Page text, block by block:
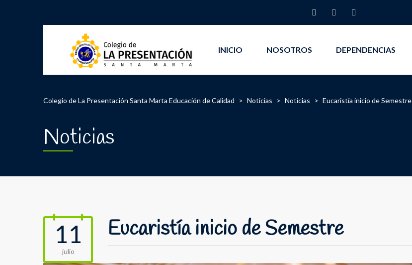
INICIO NOSOTROS DEPENDENCIAS
Colegio de La Presentación Santa Marta Educación de Calidad > Noticias > Noticias > Eucaristía inicio de Semestre
Noticias
11
julio
Eucaristía inicio de Semestre